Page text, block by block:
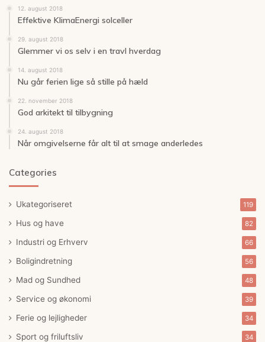
12. august 2018
Effektive KlimaEnergi solceller
29. august 2018
Glemmer vi os selv i en travl hverdag
14. august 2018
Nu går ferien lige så stille på hæld
22. november 2018
God arkitekt til tilbygning
24. august 2018
Når omgivelserne får alt til at smage anderledes
Categories
Ukategoriseret 119
Hus og have 82
Industri og Erhverv 66
Boligindretning 56
Mad og Sundhed 48
Service og økonomi 39
Ferie og lejligheder 34
Sport og friluftsliv 34